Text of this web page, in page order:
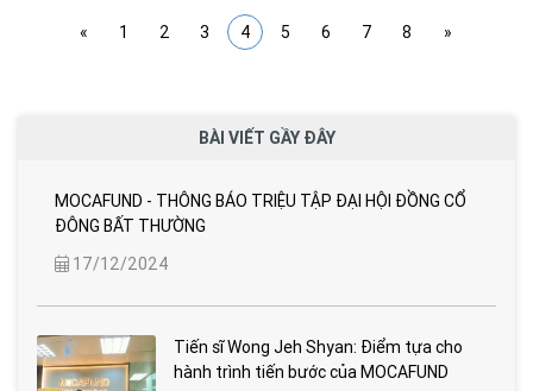
được mục tiêu mở rộng nhanh chóng và tận
dụng các xu hướng thị trường'.
« 1 2 3 4 5 6 7 8 »
BÀI VIẾT GẦY ĐÂY
MOCAFUND - THÔNG BÁO TRIỆU TẬP ĐẠI HỘI ĐỒNG CỔ
ĐÔNG BẤT THƯỜNG
17/12/2024
Tiến sĩ Wong Jeh Shyan: Điểm tựa cho
hành trình tiến bước của MOCAFUND